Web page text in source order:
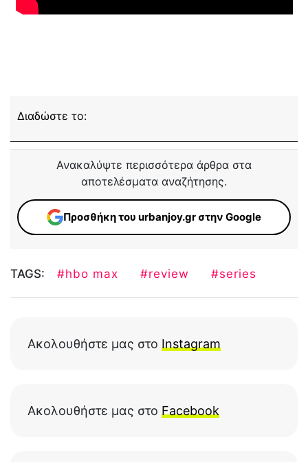
Διαδώστε το:
Ανακαλύψτε περισσότερα άρθρα στα
αποτελέσματα αναζήτησης.
Προσθήκη του urbanjoy.gr στην Google
TAGS: #hbo max #review #series
Ακολουθήστε μας στο Instagram
Ακολουθήστε μας στο Facebook